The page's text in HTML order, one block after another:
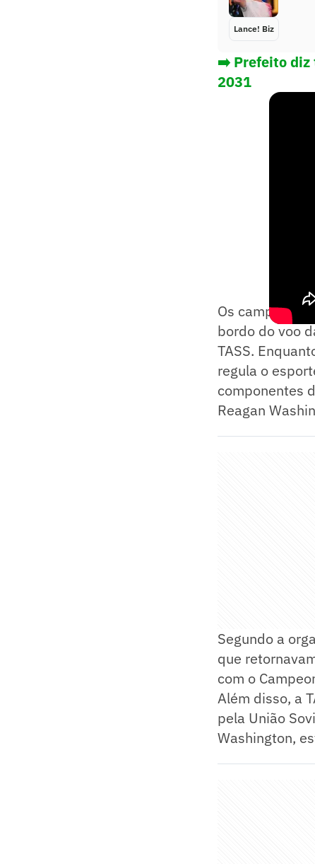
Lance! Biz
➡️ Prefeito diz
2031
Os campeões
bordo do voo
TASS.
regula o
componentes
Reagan
Segundo a
que
com o
Além disso, a
pela União
Washington,